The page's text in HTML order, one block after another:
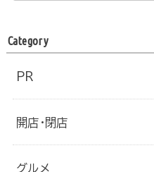
Category
PR
開店・閉店
グルメ